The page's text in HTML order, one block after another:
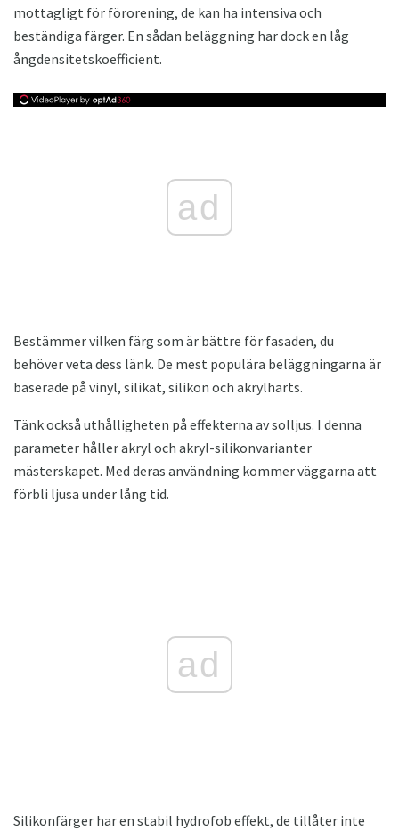
mottagligt för förorening, de kan ha intensiva och
beständiga färger. En sådan beläggning har dock en låg
ångdensitetskoefficient.
ad
Bestämmer vilken färg som är bättre för fasaden, du
behöver veta dess länk. De mest populära beläggningarna är
baserade på vinyl, silikat, silikon och akrylharts.
Tänk också uthålligheten på effekterna av solljus. I denna
parameter håller akryl och akryl-silikonvarianter
mästerskapet. Med deras användning kommer väggarna att
förbli ljusa under lång tid.
ad
Silikonfärger har en stabil hydrofob effekt, de tillåter inte